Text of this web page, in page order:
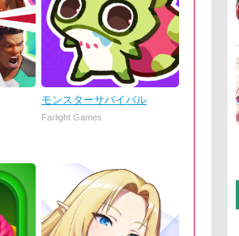
モンスターサバイバル
Farlight Games